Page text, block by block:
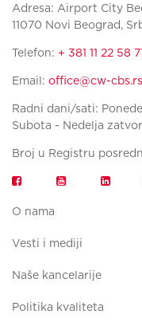
Adresa: Airport City
11070 Novi Beograd,
Telefon: + 381 11 22 58
Email: office@cw-cbs.rs
Radni dani/sati:
Subota - Nedelja
Broj u Registru
O nama
Vesti i mediji
Naše kancelarije
Politika kvaliteta